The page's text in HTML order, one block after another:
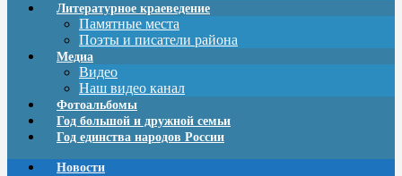
Литературное краеведение
Памятные места
Поэты и писатели района
Медиа
Видео
Наш видео канал
Фотоальбомы
Год большой и дружной семьи
Год единства народов России
Новости